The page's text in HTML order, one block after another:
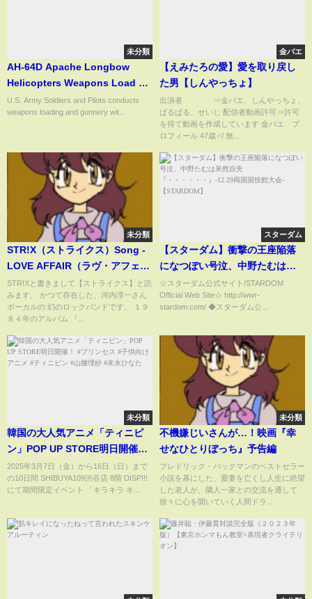
未分類
AH-64D Apache Longbow
Helicopters Weapons Load &
Gunnery
U.S. Army Soldiers and Pilots conducts
weapons loading and gunnery wit...
金バエ
【えみたろの愛】愛を取り戻し
た男【しんやっちょ】
出演者 ⇒金バエ、しんやっちょ、
ぱるぱる、せいじ 配信者動画許可⇒許可
を得て動画を作成しています 金バエ プ
ロフィール 47歳♂/ 無...
未分類
STR!X（ストライクス）Song -
LOVE AFFAIR（ラヴ・アフェ
ア）
STR!Xと書きまして【ストライクス】と読
みます。 かつて存在した、河内淳一さん
ボーカルの 幻のロックバンドです。 １９
８４年のアルバム 『...
スターダム
【スターダム】衝撃の王座陥落
になつぽい号泣、中野たむは呆
然自失『・・・・・・』-12.29両
国国技館大会-【STARDOM】
☆スターダム公式サイト/STARDOM
Official Web Site☆ http://wwr-
stardom.com/ ◆スターダム公...
未分類
韓国の大人気アニメ「ティニピ
ン」POP UP STORE明日開催！
#プリンセス #子供向けアニメ #
ティニピン #山腰理紗 #末永ひな
2025年3月7日（金）から16日（日）まで
の10日間 SHIBUYA109渋谷店 8階 DISP!!!
にて期間限定イベント 「キラキラ キ...
未分類
不機嫌じいさんが…！映画『幸
せなひとりぼっち』予告編
フレドリック・バックマンのベストセラー
小説を基にした、愛妻を亡くし人生に絶望
した老人が、隣人一家との交流を通して
徐々に心を開いていく人間ドラ...